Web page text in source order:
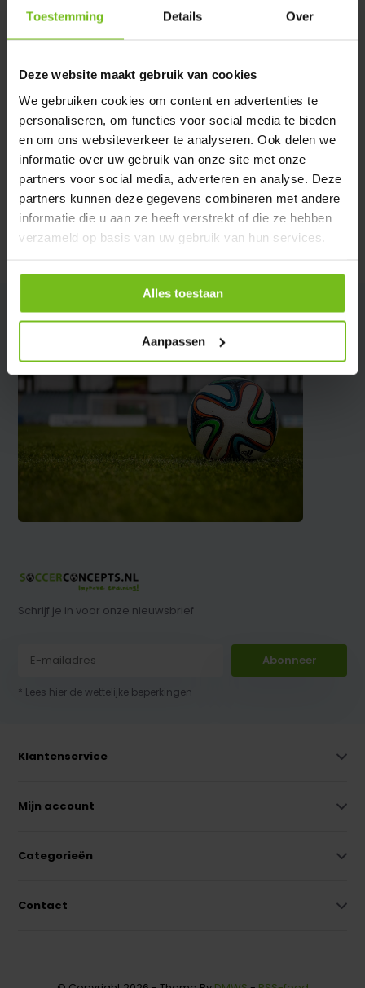
Toestemming Details Over
Deze website maakt gebruik van cookies
We gebruiken cookies om content en advertenties te
personaliseren, om functies voor social media te bieden
en om ons websiteverkeer te analyseren. Ook delen we
informatie over uw gebruik van onze site met onze
partners voor social media, adverteren en analyse. Deze
partners kunnen deze gegevens combineren met andere
informatie die u aan ze heeft verstrekt of die ze hebben
verzameld op basis van uw gebruik van hun services.
Alles toestaan
Aanpassen
We helpen u graag met meer informatie
Verstuur email
Productomschrijving
Specificaties
Reviews
Schrijf je in voor onze nieuwsbrief
Abonneer
* Lees hier de wettelijke beperkingen
Klantenservice
Mijn account
Categorieën
Contact